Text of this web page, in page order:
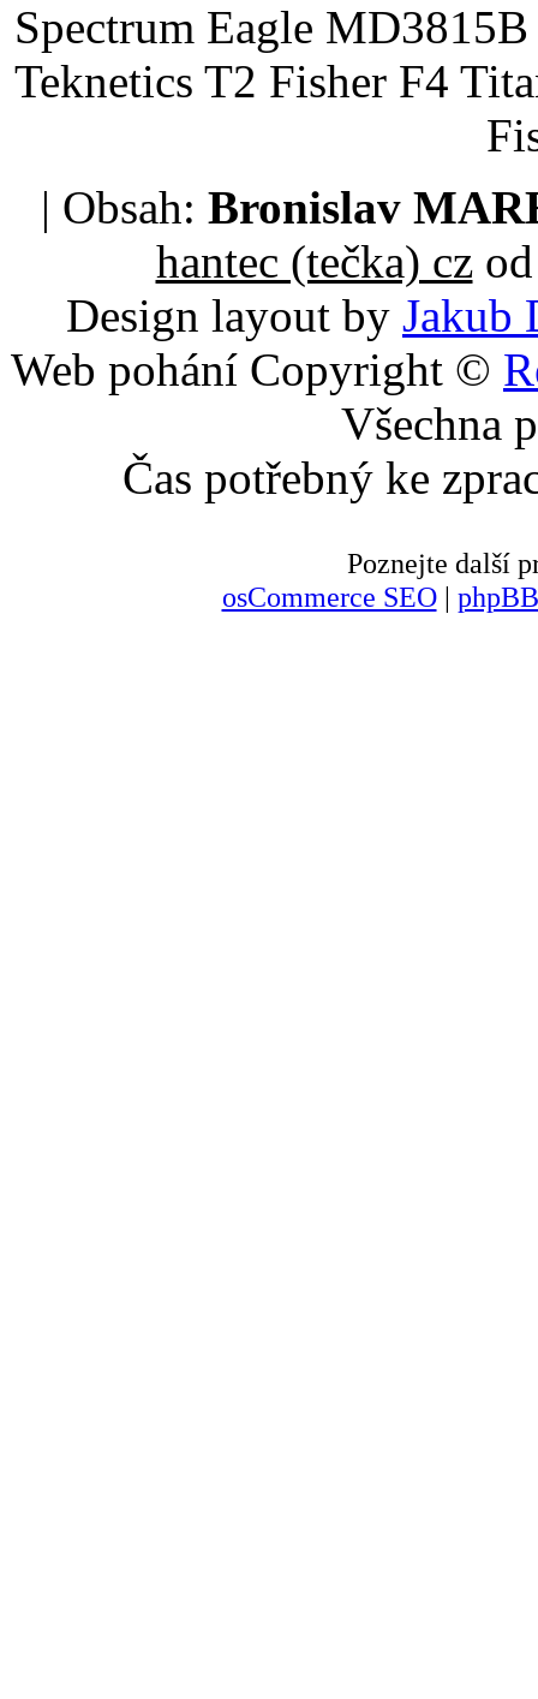
Spectrum Eagle
Teknetics T2 Fisher F4
| Obsah: Bronislav
hantec (tečka) czod
Design layout by Jakub
Web pohání Copyright ©
Všechna
Čas potřebný ke
Poznejte další
osCommerce SEO|